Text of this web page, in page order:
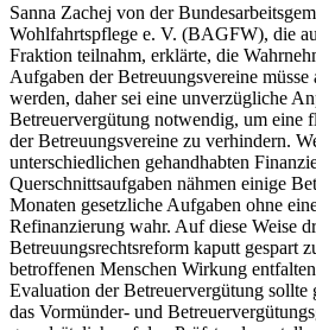
Sanna Zachej von der
Wohlfahrtspflege e. V. (BAGFW), die
Fraktion teilnahm, erklärte, die
Aufgaben der Betreuungsvereine
werden, daher sei eine unverzügliche
Betreuervergütung notwendig, um eine
der Betreuungsvereine zu verhindern.
unterschiedlichen gehandhabten
Querschnittsaufgaben nähmen einige
Monaten gesetzliche Aufgaben ohne
Refinanzierung wahr. Auf diese Weise
Betreuungsrechtsreform kaputt gespart
betroffenen Menschen Wirkung
Evaluation der Betreuervergütung sollte
das Vormünder- und